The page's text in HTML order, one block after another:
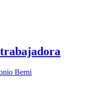
trabajadora